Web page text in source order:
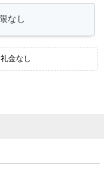
礼金なし